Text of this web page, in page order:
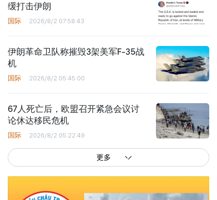
缓打击伊朗
国际 2026/8/2 07:58:43
伊朗革命卫队称摧毁3架美军F-35战
机
国际 2026/8/2 05:45:00
67人死亡后，欧盟召开紧急会议讨
论休达移民危机
国际 2026/8/2 05:22:49
更多